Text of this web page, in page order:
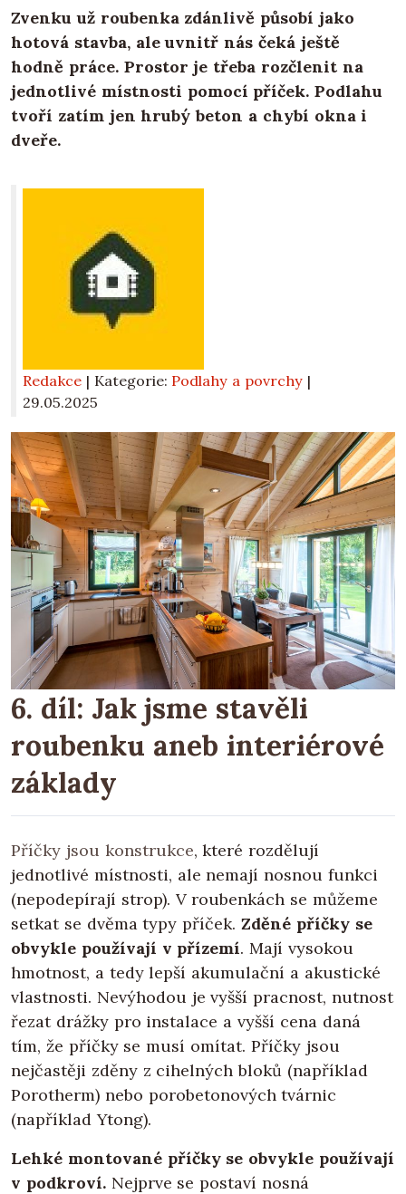
Zvenku už roubenka zdánlivě působí jako
hotová stavba, ale uvnitř nás čeká ještě
hodně práce. Prostor je třeba rozčlenit na
jednotlivé místnosti pomocí příček. Podlahu
tvoří zatím jen hrubý beton a chybí okna i
dveře.
Redakce | Kategorie: Podlahy a povrchy |
29.05.2025
6. díl: Jak jsme stavěli
roubenku aneb interiérové
základy
Příčky jsou konstrukce, které rozdělují
jednotlivé místnosti, ale nemají nosnou funkci
(nepodepírají strop). V roubenkách se můžeme
setkat se dvěma typy příček.Zděné příčky se
obvykle používají v přízemí. Mají vysokou
hmotnost, a tedy lepší akumulační a akustické
vlastnosti. Nevýhodou je vyšší pracnost, nutnost
řezat drážky pro instalace a vyšší cena daná
tím, že příčky se musí omítat. Příčky jsou
nejčastěji zděny z cihelných bloků (například
Porotherm) nebo porobetonových tvárnic
(například Ytong).
Lehké montované příčky se obvykle používají
v podkroví.Nejprve se postaví nosná